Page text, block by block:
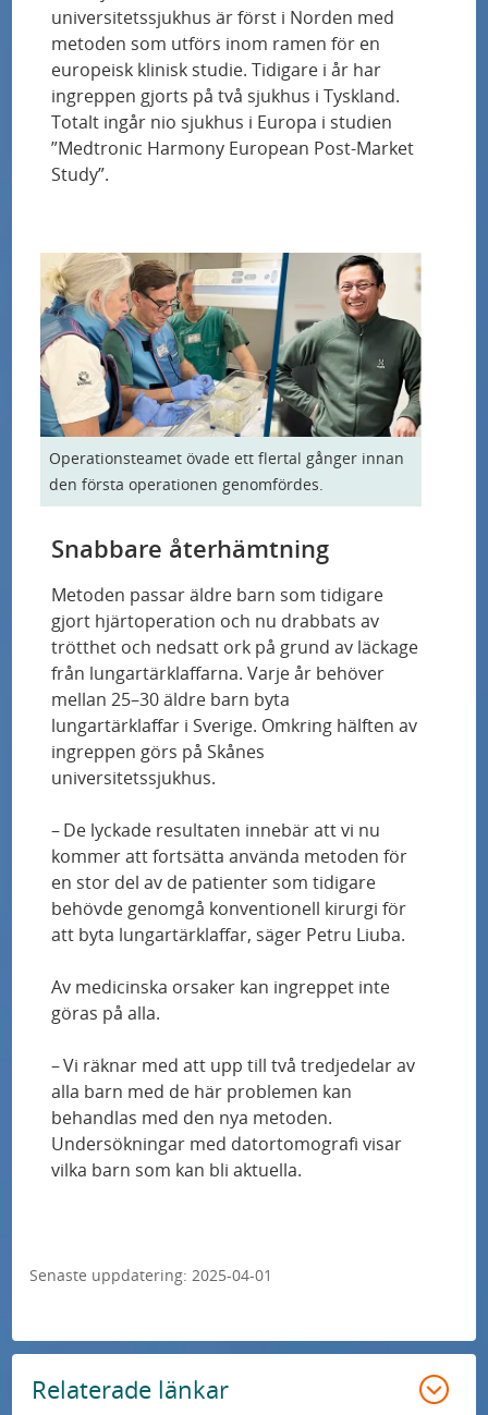
Allergier hos personer med typ 1-diabetes
spåras med världsledande utredningar
Personanpassad behandling av typ 2-diabetes
testas i unik studie
Samband mellan nedsatt kognitiv förmåga
och försämrad prognos vid hjärtsvikt
Nytt blodprov upptäcker Alzheimers sjukdom
lika exakt som dyra och komplicerade
metoder
Miljonanslag till Parkinsonforskare på Skånes
Fler och säkrare hjärttransplantationer kan bli
möjliga med ny metod
Känselnedsättning vid diabetes kan studeras
med nya tekniker
Nya Vävnadsbanken skapar fler möjligheter
Forskningschefens vision: ”Alla patienter ska
erbjudas att ingå i en studie”
Internationellt samarbete ska stärka
utvecklingen inom ATMP
Trots bättre strokevård drabbas tre av tio av
afasi
Studie av ny stamcellsbaserad behandling av
Parkinsons sjukdom får godkännande från
Läkemedelsverket
Ny strålteknik anpassas i realtid till tumörens
bloddialys i hemmet
universitetssjukhus är först i Norden med
metoden som utförs inom ramen för en
europeisk klinisk studie. Tidigare i år har
ingreppen gjorts på två sjukhus i Tyskland.
Totalt ingår nio sjukhus i Europa i studien
”Medtronic Harmony European Post-Market
Study”.
Operationsteamet övade ett flertal gånger innan
den första operationen genomfördes.
Snabbare återhämtning
Metoden passar äldre barn som tidigare
gjort hjärtoperation och nu drabbats av
trötthet och nedsatt ork på grund av läckage
från lungartärklaffarna. Varje år behöver
mellan 25–30 äldre barn byta
lungartärklaffar i Sverige. Omkring hälften av
ingreppen görs på Skånes
universitetssjukhus.
– De lyckade resultaten innebär att vi nu
kommer att fortsätta använda metoden för
en stor del av de patienter som tidigare
behövde genomgå konventionell kirurgi för
att byta lungartärklaffar, säger Petru Liuba.
Av medicinska orsaker kan ingreppet inte
göras på alla.
– Vi räknar med att upp till två tredjedelar av
alla barn med de här problemen kan
behandlas med den nya metoden.
Undersökningar med datortomografi visar
vilka barn som kan bli aktuella.
Senaste uppdatering: 2025-04-01
Relaterade länkar